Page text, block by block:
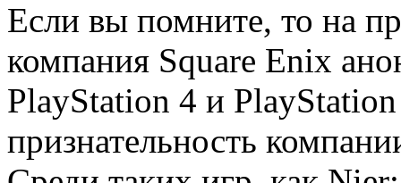
Если вы помните, то на
компания Square Enix
PlayStation 4 и
признательность